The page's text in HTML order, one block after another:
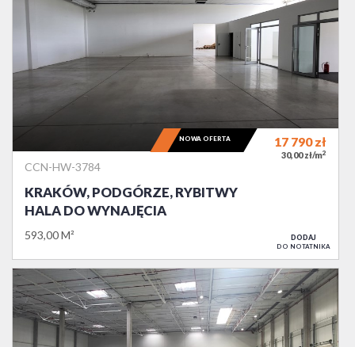
CCN-HW-3784
KRAKÓW, PODGÓRZE, RYBITWY
HALA DO WYNAJĘCIA
593,00 M²
17 790zł
30,00 zł/m2
NOWA OFERTA
DODAJ
DO NOTATNIKA